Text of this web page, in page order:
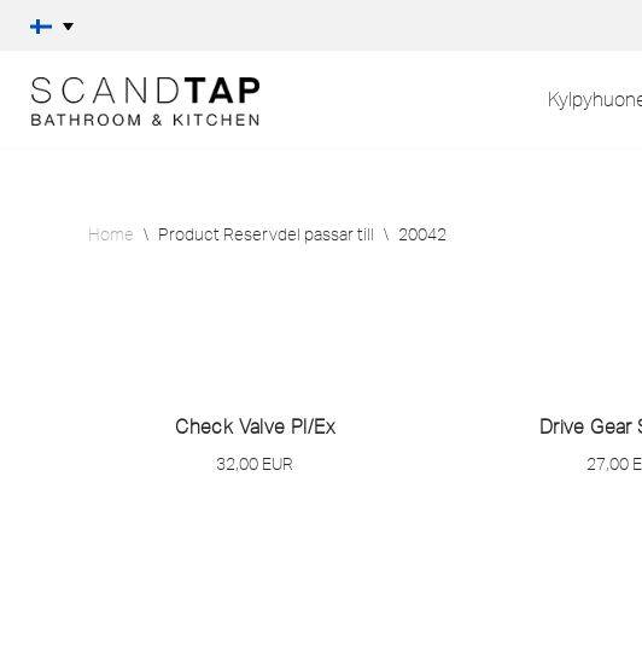
to
content
Home \ Product Reservdel passar till \ 20042
Check Valve Pl/Ex
32,00 EUR
Drive Gear
27,00